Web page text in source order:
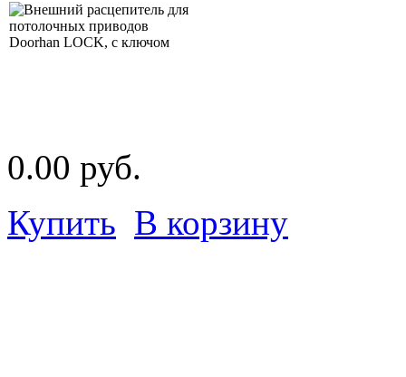
0.00 руб.
Купить В корзину